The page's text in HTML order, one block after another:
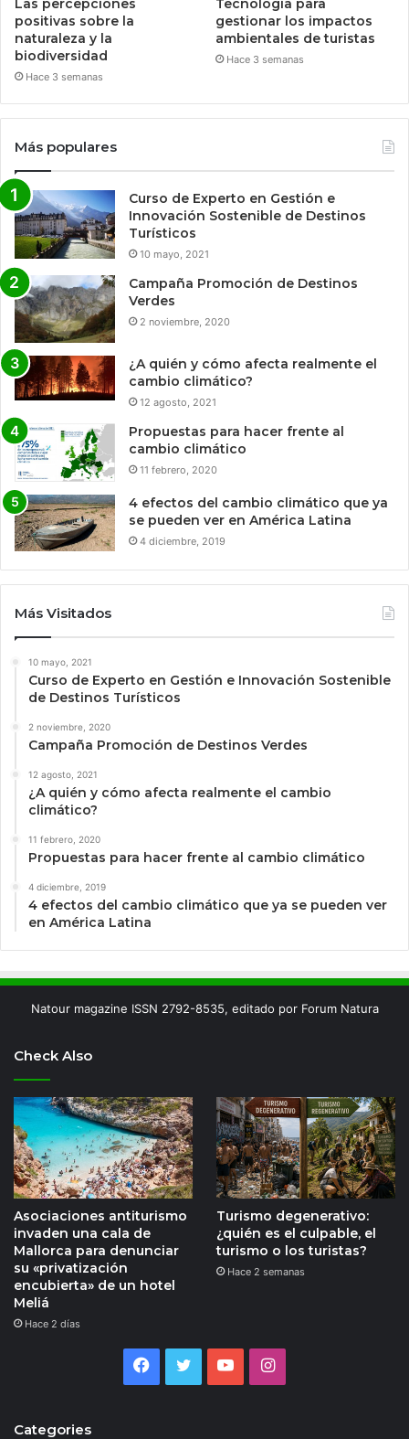
Las percepciones
positivas sobre la
naturaleza y la
biodiversidad
Hace 3 semanas
Tecnologia para
gestionar los impactos
ambientales de turistas
Hace 3 semanas
Más populares
Curso de Experto en Gestión e
Innovación Sostenible de Destinos
Turísticos
10 mayo, 2021
Campaña Promoción de Destinos
Verdes
2 noviembre, 2020
¿A quién y cómo afecta realmente el
cambio climático?
12 agosto, 2021
Propuestas para hacer frente al
cambio climático
11 febrero, 2020
4 efectos del cambio climático que ya
se pueden ver en América Latina
4 diciembre, 2019
Más Visitados
10 mayo, 2021
Curso de Experto en Gestión e Innovación Sostenible
de Destinos Turísticos
2 noviembre, 2020
Campaña Promoción de Destinos Verdes
12 agosto, 2021
¿A quién y cómo afecta realmente el cambio
climático?
11 febrero, 2020
Propuestas para hacer frente al cambio climático
4 diciembre, 2019
4 efectos del cambio climático que ya se pueden ver
en América Latina
Natour magazine ISSN 2792-8535, editado por Forum Natura
Check Also
Asociaciones antiturismo
invaden una cala de
Mallorca para denunciar
su «privatización
encubierta» de un hotel
Meliá
Hace 2 días
Turismo degenerativo:
¿quién es el culpable, el
turismo o los turistas?
Hace 2 semanas
Facebook
TwitterYouTubeInstagram
Categories